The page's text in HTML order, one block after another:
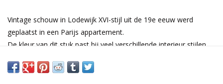
Vintage schouw in Lodewijk XVI-stijl uit de 19e eeuw werd
geplaatst in een Parijs appartement.
De kleur van dit stuk past bij veel verschillende interieur stijlen.
Combineert goed met verschillende hedendaagse kunstwerken.